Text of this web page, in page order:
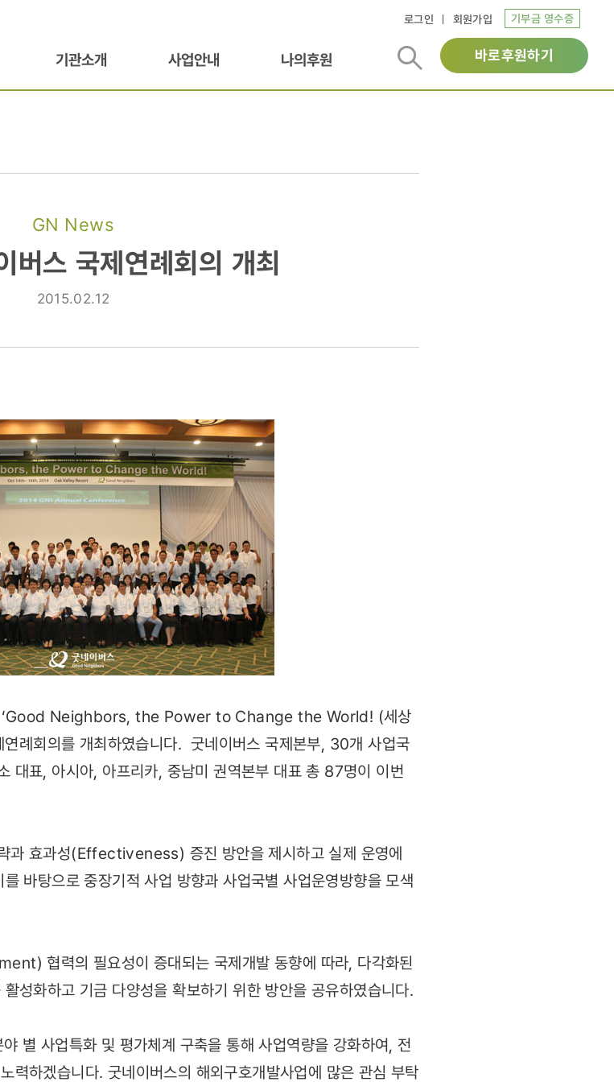
로그인 회원가입 기부금 영수증
기관소개 사업안내 나의후원 바로후원하기
GN News
스 국제연례회의 개최
2015.02.12
‘Good Neighbors, the Power to Change the World! (세상
례회의를 개최하였습니다. 굿네이버스 국제본부, 30개 사업국
대표, 아시아, 아프리카, 중남미 권역본부 대표 총 87명이 이번
과 효과성(Effectiveness) 증진 방안을 제시하고 실제 운영에
바탕으로 중장기적 사업 방향과 사업국별 사업운영방향을 모색
협력의 필요성이 증대되는 국제개발 동향에 따라, 다각화된
성화하고 기금 다양성을 확보하기 위한 방안을 공유하였습니다.
별 사업특화 및 평가체계 구축을 통해 사업역량을 강화하여, 전
력하겠습니다. 굿네이버스의 해외구호개발사업에 많은 관심 부탁